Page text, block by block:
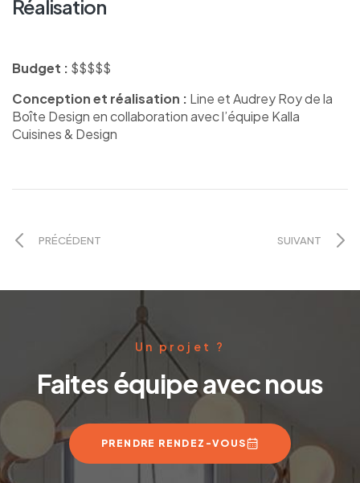
Réalisation
Budget : $$$$$
Conception et réalisation : Line et Audrey Roy de la
Boîte Design en collaboration avec l’équipe Kalla
Cuisines & Design
PRÉCÉDENT SUIVANT
Un projet ?
Faites équipe avec nous
PRENDRE RENDEZ-VOUS